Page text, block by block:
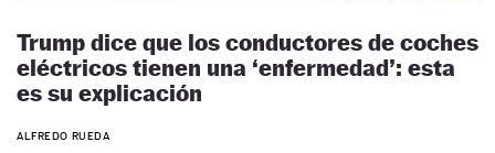
Trump dice que los conductores de coches
eléctricos tienen una ‘enfermedad’: esta
es su explicación
ALFREDO RUEDA